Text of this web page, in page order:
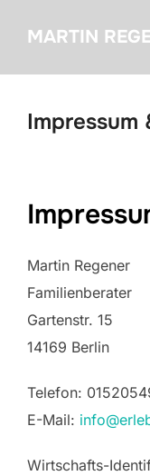
InhaltMARTIN
Impressum
Martin Regener
Familienberater
Gartenstr. 15
14169 Berlin
Telefon:
E-Mail:
Wirtschafts-